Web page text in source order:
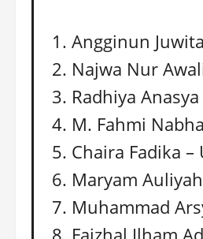
1. Angginun
2. Najwa Nur
3. Radhiya
4. M. Fahmi
5. Chaira Fadika
6. Maryam
7. Muhammad